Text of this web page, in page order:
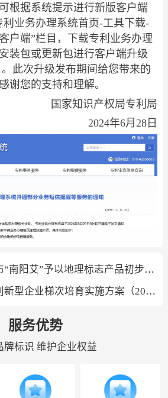
根据系统提示进行新版客户端
利业务办理系统首页-工具下载-
户端”栏目，下载专利业务办理
装包或更新包进行客户端升级
。此次升级发布期间给您带来的
谢您的支持和理解。
国家知识产权局专利局
2024年6月28日
国家知识产权局发布“南阳艾”予以地理标志产品初步认定的公告
关于印发《河南省创新型企业梯次培育实施方案（2024-2026年）(试行）》的通知
服务优势
牌标识 维护企业权益